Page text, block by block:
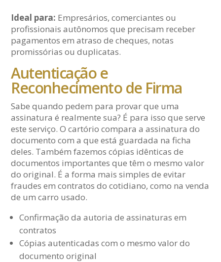
Ideal para: Empresários, comerciantes ou
profissionais autônomos que precisam receber
pagamentos em atraso de cheques, notas
promissórias ou duplicatas.
Autenticação e
Reconhecimento de Firma
Sabe quando pedem para provar que uma
assinatura é realmente sua? É para isso que serve
este serviço. O cartório compara a assinatura do
documento com a que está guardada na ficha
deles. Também fazemos cópias idênticas de
documentos importantes que têm o mesmo valor
do original. É a forma mais simples de evitar
fraudes em contratos do cotidiano, como na venda
de um carro usado.
Confirmação da autoria de assinaturas em
contratos
Cópias autenticadas com o mesmo valor do
documento original